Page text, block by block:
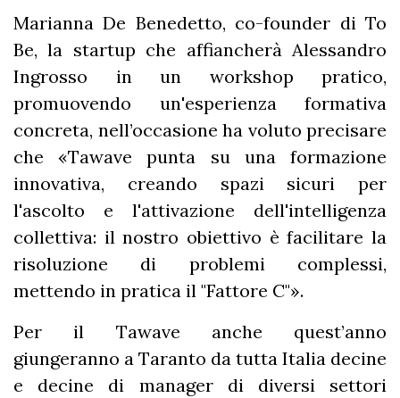
Marianna De Benedetto, co-founder di To
Be, la startup che affiancherà Alessandro
Ingrosso in un workshop pratico,
promuovendo un'esperienza formativa
concreta, nell’occasione ha voluto precisare
che «Tawave punta su una formazione
innovativa, creando spazi sicuri per
l'ascolto e l'attivazione dell'intelligenza
collettiva: il nostro obiettivo è facilitare la
risoluzione di problemi complessi,
mettendo in pratica il "Fattore C"».
Per il Tawave anche quest’anno
giungeranno a Taranto da tutta Italia decine
e decine di manager di diversi settori